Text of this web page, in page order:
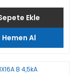
Ekle
Hemen Al